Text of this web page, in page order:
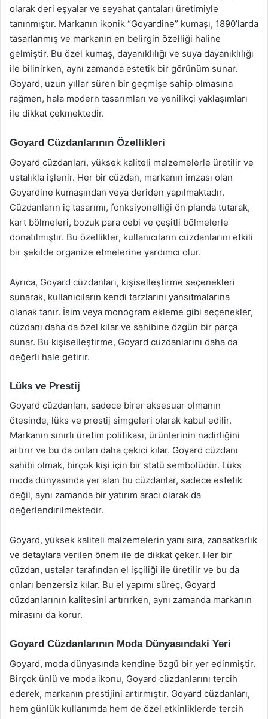
olarak deri eşyalar ve seyahat çantaları üretimiyle
tanınmıştır. Markanın ikonik “Goyardine” kumaşı, 1890’larda
tasarlanmış ve markanın en belirgin özelliği haline
gelmiştir. Bu özel kumaş, dayanıklılığı ve suya dayanıklılığı
ile bilinirken, aynı zamanda estetik bir görünüm sunar.
Goyard, uzun yıllar süren bir geçmişe sahip olmasına
rağmen, hala modern tasarımları ve yenilikçi yaklaşımları
ile dikkat çekmektedir.
Goyard Cüzdanlarının Özellikleri
Goyard cüzdanları, yüksek kaliteli malzemelerle üretilir ve
ustalıkla işlenir. Her bir cüzdan, markanın imzası olan
Goyardine kumaşından veya deriden yapılmaktadır.
Cüzdanların iç tasarımı, fonksiyonelliği ön planda tutarak,
kart bölmeleri, bozuk para cebi ve çeşitli bölmelerle
donatılmıştır. Bu özellikler, kullanıcıların cüzdanlarını etkili
bir şekilde organize etmelerine yardımcı olur.
Ayrıca, Goyard cüzdanları, kişiselleştirme seçenekleri
sunarak, kullanıcıların kendi tarzlarını yansıtmalarına
olanak tanır. İsim veya monogram ekleme gibi seçenekler,
cüzdanı daha da özel kılar ve sahibine özgün bir parça
sunar. Bu kişiselleştirme, Goyard cüzdanlarını daha da
değerli hale getirir.
Lüks ve Prestij
Goyard cüzdanları, sadece birer aksesuar olmanın
ötesinde, lüks ve prestij simgeleri olarak kabul edilir.
Markanın sınırlı üretim politikası, ürünlerinin nadirliğini
artırır ve bu da onları daha çekici kılar. Goyard cüzdanı
sahibi olmak, birçok kişi için bir statü sembolüdür. Lüks
moda dünyasında yer alan bu cüzdanlar, sadece estetik
değil, aynı zamanda bir yatırım aracı olarak da
değerlendirilmektedir.
Goyard, yüksek kaliteli malzemelerin yanı sıra, zanaatkarlık
ve detaylara verilen önem ile de dikkat çeker. Her bir
cüzdan, ustalar tarafından el işçiliği ile üretilir ve bu da
onları benzersiz kılar. Bu el yapımı süreç, Goyard
cüzdanlarının kalitesini artırırken, aynı zamanda markanın
mirasını da korur.
Goyard Cüzdanlarının Moda Dünyasındaki Yeri
Goyard, moda dünyasında kendine özgü bir yer edinmiştir.
Birçok ünlü ve moda ikonu, Goyard cüzdanlarını tercih
ederek, markanın prestijini artırmıştır. Goyard cüzdanları,
hem günlük kullanımda hem de özel etkinliklerde tercih